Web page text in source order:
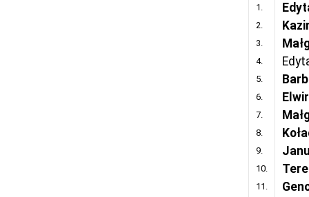
1.
2.
3.
4.
5.
6.
7.
8.
9.
10.
11.